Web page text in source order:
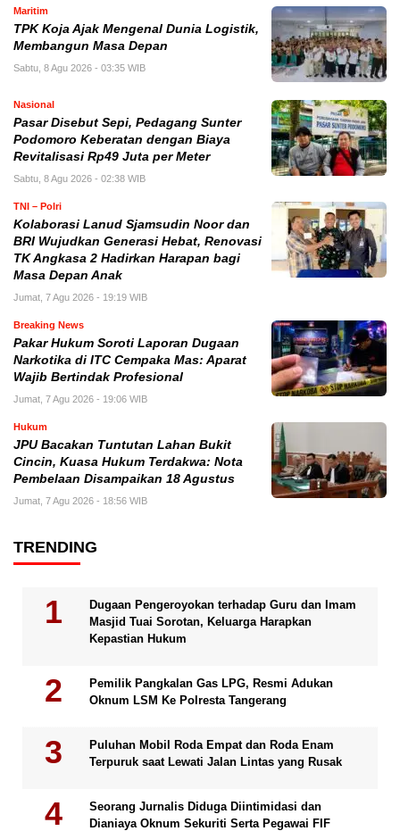
Maritim
TPK Koja Ajak Mengenal Dunia Logistik,
Membangun Masa Depan
Sabtu, 8 Agu 2026 - 03:35 WIB
Nasional
Pasar Disebut Sepi, Pedagang Sunter
Podomoro Keberatan dengan Biaya
Revitalisasi Rp49 Juta per Meter
Sabtu, 8 Agu 2026 - 02:38 WIB
TNI – Polri
Kolaborasi Lanud Sjamsudin Noor dan
BRI Wujudkan Generasi Hebat, Renovasi
TK Angkasa 2 Hadirkan Harapan bagi
Masa Depan Anak
Jumat, 7 Agu 2026 - 19:19 WIB
Breaking News
Pakar Hukum Soroti Laporan Dugaan
Narkotika di ITC Cempaka Mas: Aparat
Wajib Bertindak Profesional
Jumat, 7 Agu 2026 - 19:06 WIB
Hukum
JPU Bacakan Tuntutan Lahan Bukit
Cincin, Kuasa Hukum Terdakwa: Nota
Pembelaan Disampaikan 18 Agustus
Jumat, 7 Agu 2026 - 18:56 WIB
TRENDING
Dugaan Pengeroyokan terhadap Guru dan Imam
Masjid Tuai Sorotan, Keluarga Harapkan
Kepastian Hukum
Pemilik Pangkalan Gas LPG, Resmi Adukan
Oknum LSM Ke Polresta Tangerang
Puluhan Mobil Roda Empat dan Roda Enam
Terpuruk saat Lewati Jalan Lintas yang Rusak
Seorang Jurnalis Diduga Diintimidasi dan
Dianiaya Oknum Sekuriti Serta Pegawai FIF